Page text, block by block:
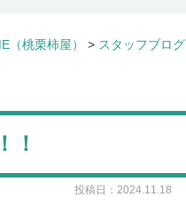
（桃栗柿屋） > スタッフブログ
！
投稿日：2024.11.18